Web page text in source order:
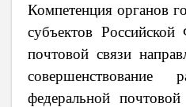
Компетенция органов
субъектов
почтовой связи
совершенствование
федеральной